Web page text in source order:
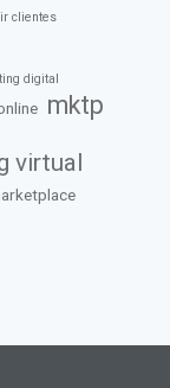
clientes
digital
mktp
virtual